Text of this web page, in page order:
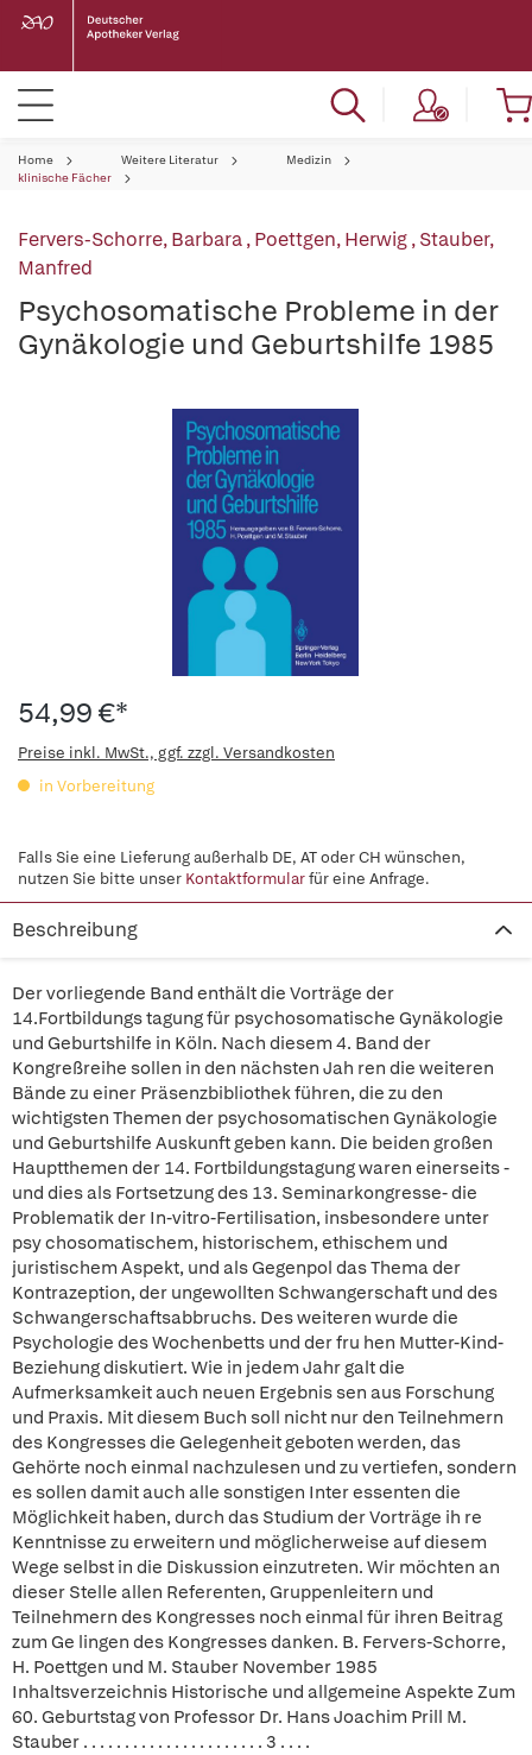
Home Weitere Literatur
Medizin
klinische Fächer
Fervers-Schorre, Barbara,Poettgen, Herwig,Stauber,
Manfred
Psychosomatische Probleme in der
Gynäkologie und Geburtshilfe 1985
54,99 €*
Preise inkl. MwSt., ggf. zzgl. Versandkosten
in Vorbereitung
Falls Sie eine Lieferung außerhalb DE, AT oder CH wünschen,
nutzen Sie bitte unser Kontaktformularfür eine Anfrage.
Beschreibung
Der vorliegende Band enthält die Vorträge der
14.Fortbildungs tagung für psychosomatische Gynäkologie
und Geburtshilfe in Köln. Nach diesem 4. Band der
Kongreßreihe sollen in den nächsten Jah ren die weiteren
Bände zu einer Präsenzbibliothek führen, die zu den
wichtigsten Themen der psychosomatischen Gynäkologie
und Geburtshilfe Auskunft geben kann. Die beiden großen
Hauptthemen der 14. Fortbildungstagung waren einerseits -
und dies als Fortsetzung des 13. Seminarkongresse- die
Problematik der In-vitro-Fertilisation, insbesondere unter
psy chosomatischem, historischem, ethischem und
juristischem Aspekt, und als Gegenpol das Thema der
Kontrazeption, der ungewollten Schwangerschaft und des
Schwangerschaftsabbruchs. Des weiteren wurde die
Psychologie des Wochenbetts und der fru hen Mutter-Kind-
Beziehung diskutiert. Wie in jedem Jahr galt die
Aufmerksamkeit auch neuen Ergebnis sen aus Forschung
und Praxis. Mit diesem Buch soll nicht nur den Teilnehmern
des Kongresses die Gelegenheit geboten werden, das
Gehörte noch einmal nachzulesen und zu vertiefen, sondern
es sollen damit auch alle sonstigen Inter essenten die
Möglichkeit haben, durch das Studium der Vorträge ih re
Kenntnisse zu erweitern und möglicherweise auf diesem
Wege selbst in die Diskussion einzutreten. Wir möchten an
dieser Stelle allen Referenten, Gruppenleitern und
Teilnehmern des Kongresses noch einmal für ihren Beitrag
zum Ge lingen des Kongresses danken. B. Fervers-Schorre,
H. Poettgen und M. Stauber November 1985
Inhaltsverzeichnis Historische und allgemeine Aspekte Zum
60. Geburtstag von Professor Dr. Hans Joachim Prill M.
Stauber . . . . . . . . . . . . . . . . . . . . . . 3 . . . .